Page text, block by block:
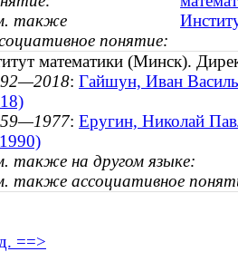
также
понятие:
математики (Минск).
: Гайшун, Иван
: Еругин, Николай
также на другом языке:
также ассоциативное
==>